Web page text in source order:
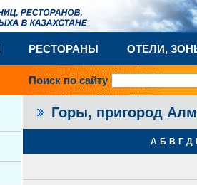
РЕСТОРАНЫ ОТЕЛИ,
Поиск по сайту
Горы, пригород
А Б В Г Д